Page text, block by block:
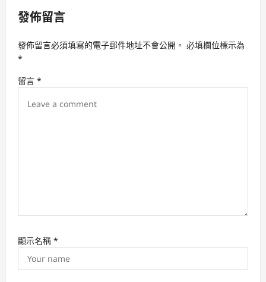
v
g
t
發佈留言
發佈留言必須填寫的電子郵件地址不會公開。 必填欄位標示為
*
留言 *
顯示名稱 *